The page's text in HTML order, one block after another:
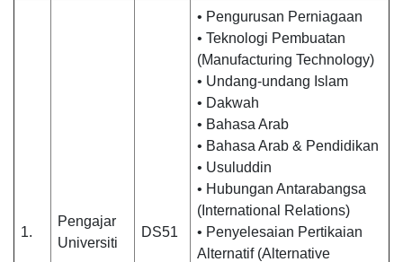
1.
Pengajar
Universiti
DS51
• Pengurusan Perniagaan
• Teknologi Pembuatan
(Manufacturing Technology)
• Undang-undang Islam
• Dakwah
• Bahasa Arab
• Bahasa Arab & Pendidikan
• Usuluddin
• Hubungan Antarabangsa
(International Relations)
• Penyelesaian Pertikaian
Alternatif (Alternative